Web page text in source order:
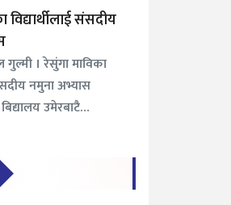
विद्यार्थीलाई संसदीय
गुल्मी । रेसुंगा माविका
नमुना अभ्यास
उमेरबाटै…